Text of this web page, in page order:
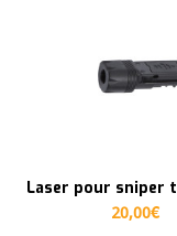
Laser pour sniper
20,00€